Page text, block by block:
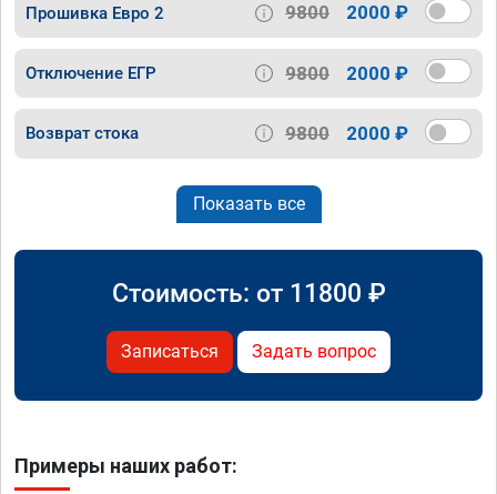
Прошивка Евро 2 9800 2000 ₽
Отключение ЕГР 9800 2000 ₽
Возврат стока 9800 2000 ₽
Показать все
Стоимость: от 11800 ₽
Записаться Задать вопрос
Примеры наших работ: